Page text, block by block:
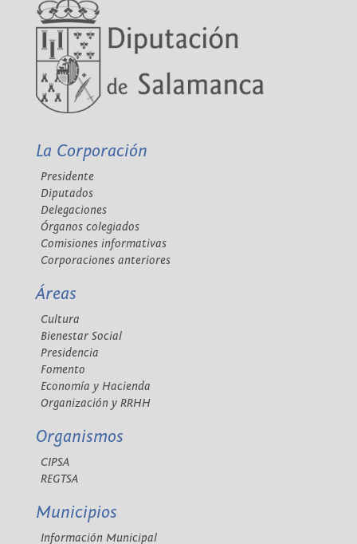
La Corporación
Presidente
Diputados
Delegaciones
Órganos colegiados
Comisiones informativas
Corporaciones anteriores
Áreas
Cultura
Bienestar Social
Presidencia
Fomento
Economía y Hacienda
Organización y RRHH
Organismos
CIPSA
REGTSA
Municipios
Información Municipal